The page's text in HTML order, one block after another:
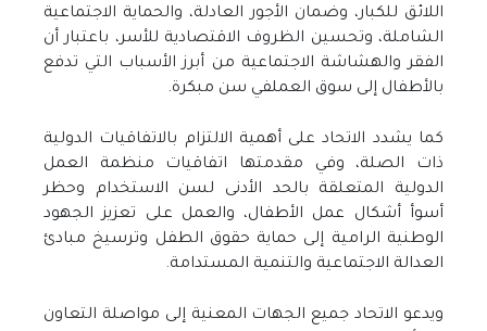
اللائق للكبار، وضمان الأجور العادلة، والحماية الاجتماعية
الشاملة، وتحسين الظروف الاقتصادية للأسر، باعتبار أن
الفقر والهشاشة الاجتماعية من أبرز الأسباب التي تدفع
بالأطفال إلى سوق العملفي سن مبكرة.
كما يشدد الاتحاد على أهمية الالتزام بالاتفاقيات الدولية
ذات الصلة، وفي مقدمتها اتفاقيات منظمة العمل
الدولية المتعلقة بالحد الأدنى لسن الاستخدام وحظر
أسوأ أشكال عمل الأطفال، والعمل على تعزيز الجهود
الوطنية الرامية إلى حماية حقوق الطفل وترسيخ مبادئ
العدالة الاجتماعية والتنمية المستدامة.
ويدعو الاتحاد جميع الجهات المعنية إلى مواصلة التعاون